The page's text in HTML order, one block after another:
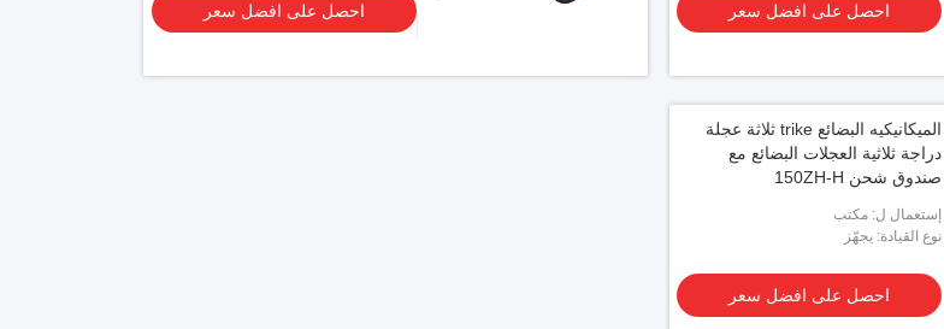
احصل على افضل سعر احصل على افضل سعر
الميكانيكيه البضائع trike ثلاثة عجلة
دراجة ثلاثية العجلات البضائع مع
صندوق شحن 150ZH-H
إستعمال ل: مكتب
نوع القيادة: يجهّز
احصل على افضل سعر